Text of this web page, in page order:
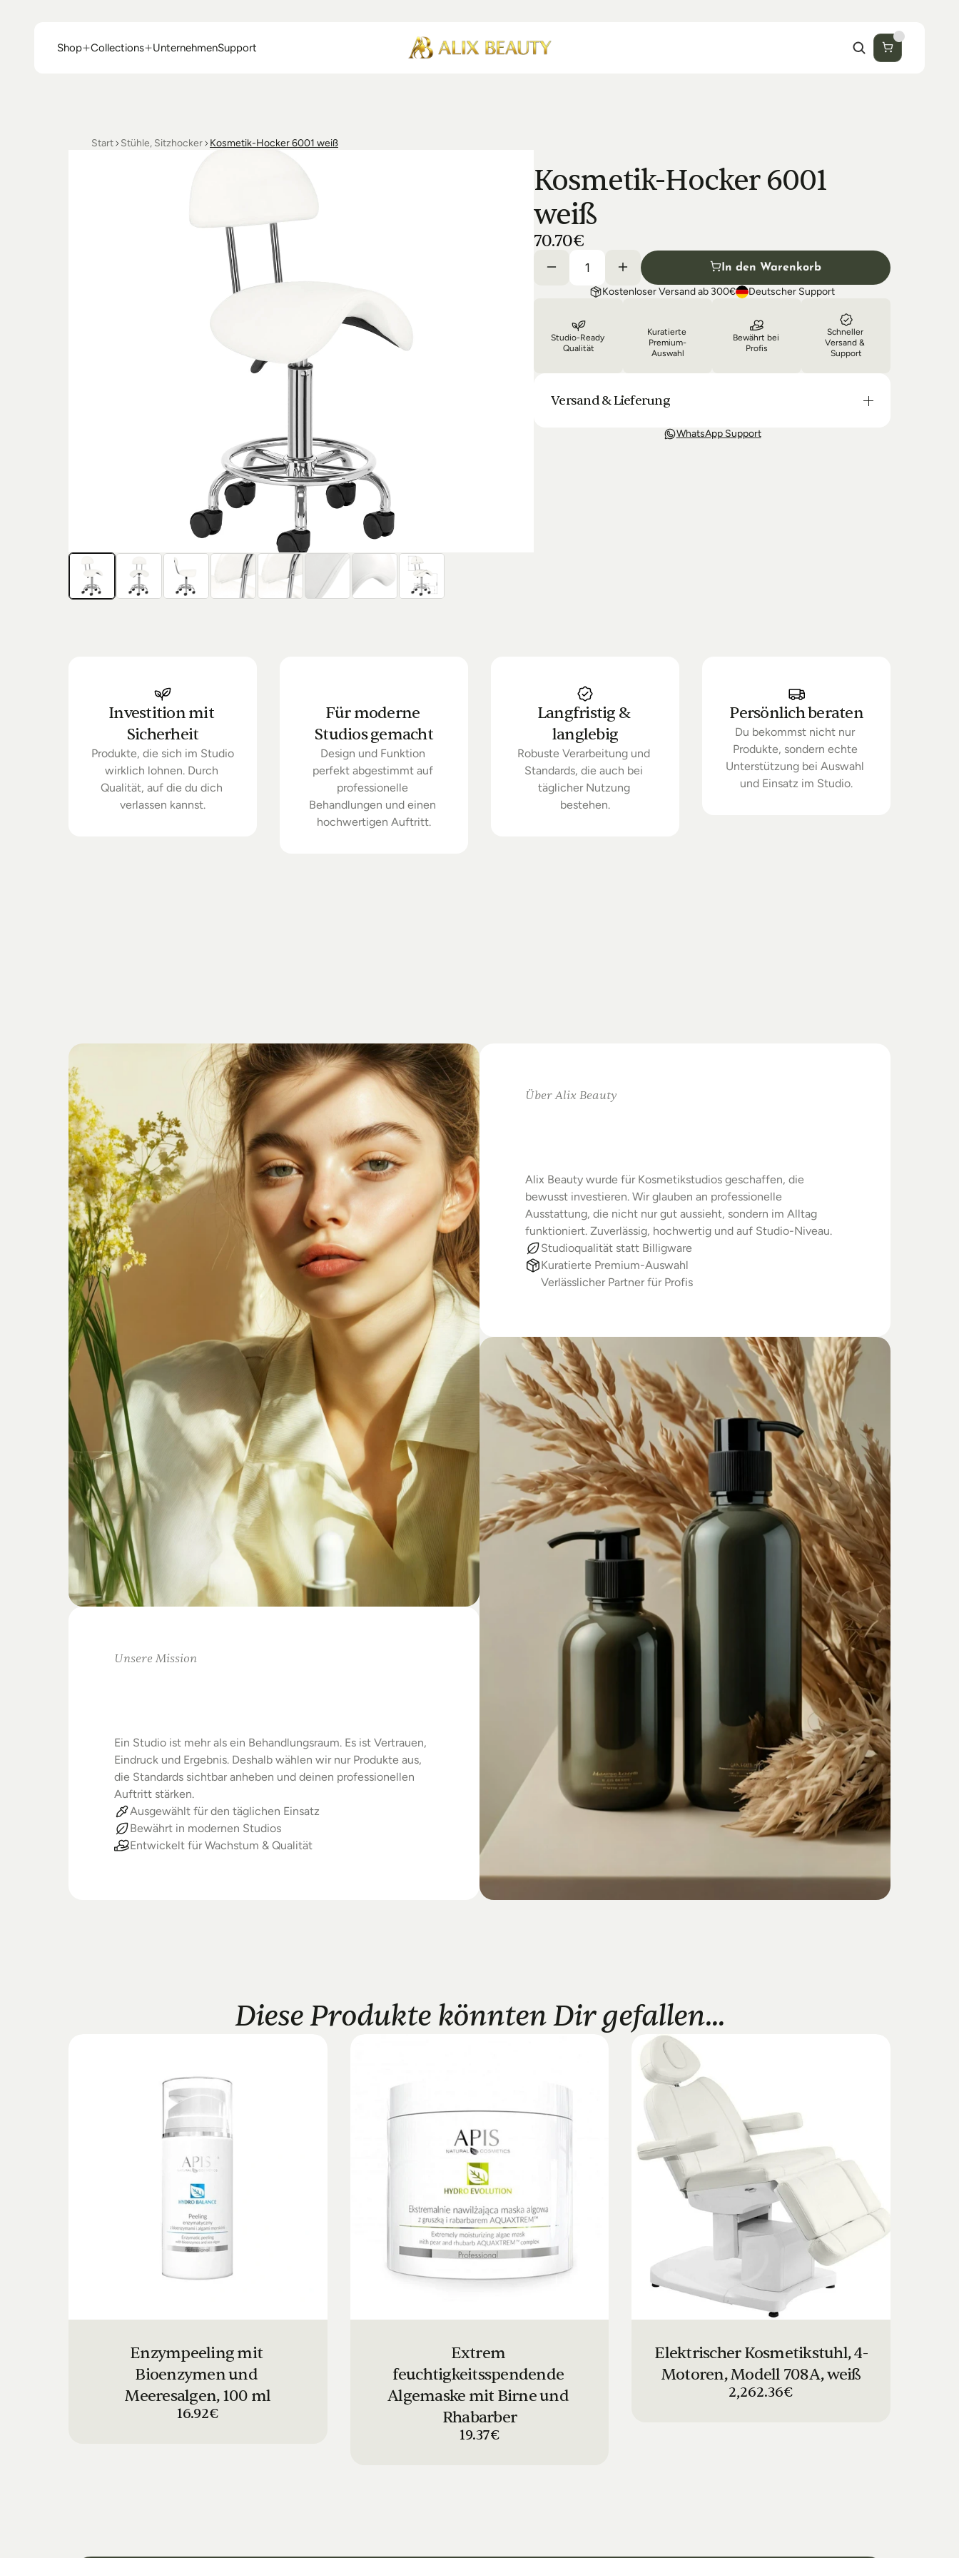
Shop
Collections
UnternehmenSupport
Start Stühle, Sitzhocker Kosmetik-Hocker 6001 weiß
Kosmetik-Hocker 6001
weiß
70.70€
In den Warenkorb
Kostenloser Versand ab 300€ Deutscher Support
Studio-Ready
Qualität
Kuratierte
Premium-
Auswahl
Bewährt bei
Profis
Schneller
Versand &
Support
Versand & Lieferung
Unsere Lieferung ist in der Regel in 3-8 Tagen bei Dir. Nach
Bestellung halten wir Sie über den Status Ihrer Bestellung auf dem
WhatsApp Support
Investition mit
Sicherheit
Produkte, die sich im Studio
wirklich lohnen. Durch
Qualität, auf die du dich
verlassen kannst.
Für moderne
Studios gemacht
Design und Funktion
perfekt abgestimmt auf
professionelle
Behandlungen und einen
hochwertigen Auftritt.
Langfristig &
langlebig
Robuste Verarbeitung und
Standards, die auch bei
täglicher Nutzung
bestehen.
Persönlich beraten
Du bekommst nicht nur
Produkte, sondern echte
Unterstützung bei Auswahl
und Einsatz im Studio.
Unsere Mission
Ein Studio ist mehr als ein Behandlungsraum. Es ist Vertrauen,
Eindruck und Ergebnis. Deshalb wählen wir nur Produkte aus,
die Standards sichtbar anheben und deinen professionellen
Auftritt stärken.
Ausgewählt für den täglichen Einsatz
Bewährt in modernen Studios
Entwickelt für Wachstum & Qualität
Über Alix Beauty
Alix Beauty wurde für Kosmetikstudios geschaffen, die
bewusst investieren. Wir glauben an professionelle
Ausstattung, die nicht nur gut aussieht, sondern im Alltag
funktioniert. Zuverlässig, hochwertig und auf Studio-Niveau.
Studioqualität statt Billigware
Kuratierte Premium-Auswahl
Verlässlicher Partner für Profis
Diese Produkte könnten Dir gefallen...
Enzympeeling mit
Bioenzymen und
Meeresalgen, 100 ml
16.92€
Extrem
feuchtigkeitsspendende
Algemaske mit Birne und
Rhabarber
19.37€
Elektrischer Kosmetikstuhl, 4-
Motoren, Modell 708A, weiß
2,262.36€